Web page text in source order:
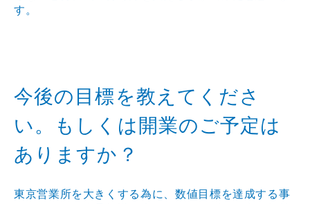
す。
今後の目標を教えてくださ
い。もしくは開業のご予定は
ありますか？
東京営業所を大きくする為に、数値目標を達成する事